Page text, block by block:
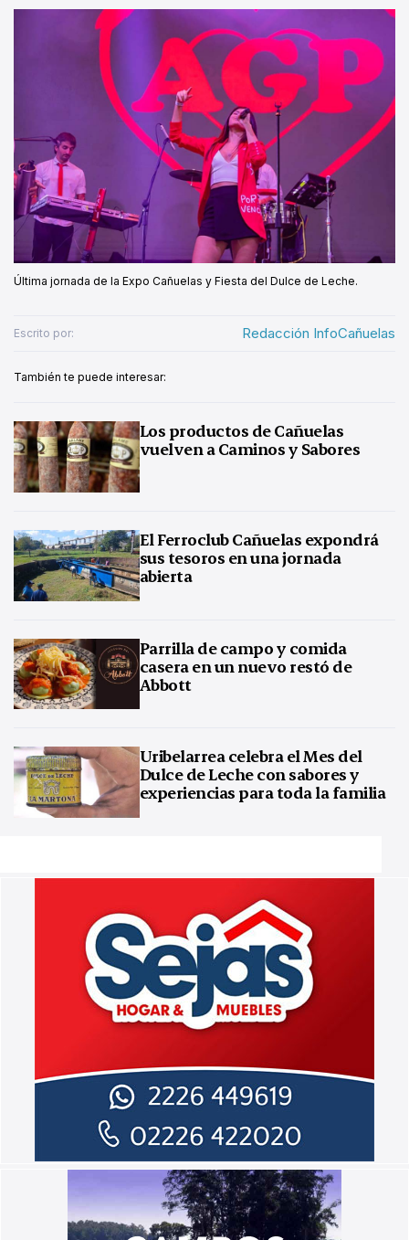
Última jornada de la Expo Cañuelas y Fiesta del Dulce de Leche.
Escrito por: Redacción InfoCañuelas
También te puede interesar:
Los productos de Cañuelas
vuelven a Caminos y Sabores
El Ferroclub Cañuelas expondrá
sus tesoros en una jornada
abierta
Parrilla de campo y comida
casera en un nuevo restó de
Abbott
Uribelarrea celebra el Mes del
Dulce de Leche con sabores y
experiencias para toda la familia